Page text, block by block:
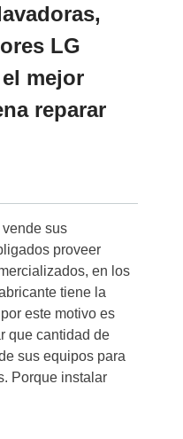
LG
mejor
reparar
sus
proveer
en los
tiene la
este motivo es
que cantidad de
sus equipos para
Porque instalar